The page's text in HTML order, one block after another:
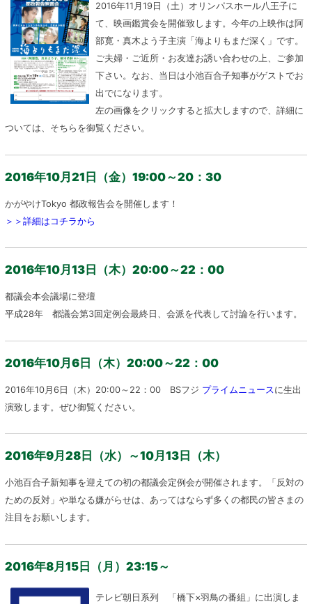
2016年11月19日（土）オリンパスホール八王子に
て、映画鑑賞会を開催致します。今年の上映作は阿
部寛・真木よう子主演「海よりもまだ深く」です。
ご夫婦・ご近所・お友達お誘い合わせの上、ご参加
下さい。なお、当日は小池百合子知事がゲストでお
出でになります。
左の画像をクリックすると拡大しますので、詳細に
ついては、そちらを御覧ください。
2016年10月21日（金）19:00～20：30
かがやけTokyo 都政報告会を開催します！
＞＞詳細はコチラから
2016年10月13日（木）20:00～22：00
都議会本会議場に登壇
平成28年 都議会第3回定例会最終日、会派を代表して討論を行います。
2016年10月6日（木）20:00～22：00
2016年10月6日（木）20:00～22：00 BSフジ プライムニュース に生出
演致します。ぜひ御覧ください。
2016年9月28日（水）～10月13日（木）
小池百合子新知事を迎えての初の都議会定例会が開催されます。「反対の
ための反対」や単なる嫌がらせは、あってはならず多くの都民の皆さまの
注目をお願いします。
2016年8月15日（月）23:15～
テレビ朝日系列 「橋下×羽鳥の番組」に出演しま